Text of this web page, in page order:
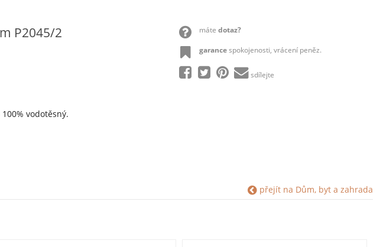
máte dotaz?
garancespokojenosti, vrácení peněz.
sdílejte
P2045/2
vodotěsný.
přejít na Dům, byt a zahrada